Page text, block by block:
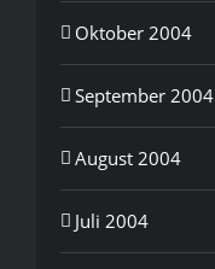
Oktober 2004
September 2004
August 2004
Juli 2004